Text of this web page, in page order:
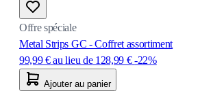
Offre spéciale
Metal Strips GC - Coffret assortiment
99,99 € au lieu de 128,99 € -22%
Ajouter au panier